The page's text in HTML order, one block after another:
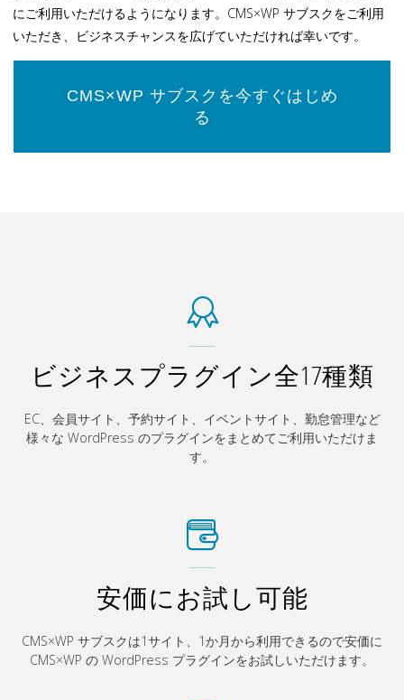
にご利用いただけるようになります。CMS×WP サブスクをご利用
いただき、ビジネスチャンスを広げていただければ幸いです。
CMS×WP サブスクを今すぐはじめ
る
ビジネスプラグイン全17種類
EC、会員サイト、予約サイト、イベントサイト、勤怠管理など
様々な WordPress のプラグインをまとめてご利用いただけま
す。
安価にお試し可能
CMS×WP サブスクは1サイト、1か月から利用できるので安価に
CMS×WP の WordPress プラグインをお試しいただけます。